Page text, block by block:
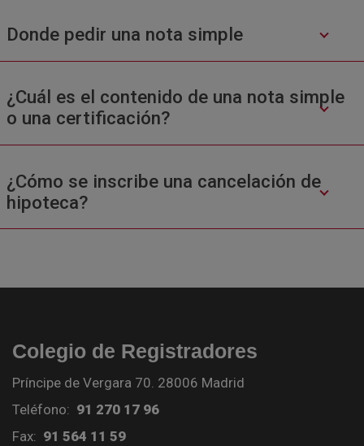
Donde pedir una nota simple
¿Cuál es el contenido de una nota simple
o una certificación?
¿Cómo se inscribe una cancelación de
hipoteca?
Colegio de Registradores
Príncipe de Vergara 70. 28006 Madrid
Teléfono: 91 270 17 96
Fax: 91 564 11 59